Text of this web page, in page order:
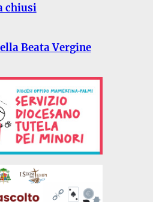
chiusi
Beata Vergine